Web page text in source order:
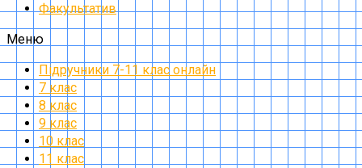
Факультатив
Меню
Підручники 7-11 клас онлайн
7 клас
8 клас
9 клас
10 клас
11 клас